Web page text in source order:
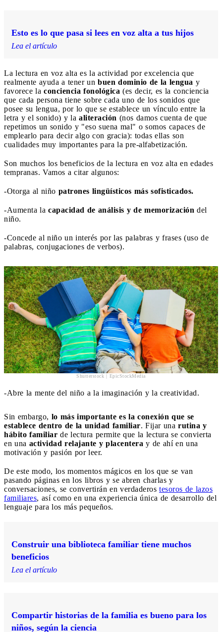
Esto es lo que pasa si lees en voz alta a tus hijos
Lea el artículo
La lectura en voz alta es la actividad por excelencia que
realmente ayuda a tener un buen dominio de la lengua y
favorece la conciencia fonológica (es decir, es la conciencia
que cada persona tiene sobre cada uno de los sonidos que
posee su lengua, por lo que se establece un vínculo entre la
letra y el sonido) y la aliteración (nos damos cuenta de que
repetimos un sonido y "eso suena mal" o somos capaces de
emplearlo para decir algo con gracia): todas ellas son
cualidades muy importantes para la pre-alfabetización.
Son muchos los beneficios de la lectura en voz alta en edades
tempranas. Vamos a citar algunos:
-Otorga al niño patrones lingüísticos más sofisticados.
-Aumenta la capacidad de análisis y de memorización del
niño.
-Concede al niño un interés por las palabras y frases (uso de
palabras, conjugaciones de verbos).
Shutterstock | EpicStockMedia
-Abre la mente del niño a la imaginación y la creatividad.
Sin embargo, lo más importante es la conexión que se
establece dentro de la unidad familiar. Fijar una rutina y
hábito familiar de lectura permite que la lectura se convierta
en una actividad relajante y placentera y de ahí en una
motivación y pasión por leer.
De este modo, los momentos mágicos en los que se van
pasando páginas en los libros y se abren charlas y
conversaciones, se convertirán en verdaderos tesoros de lazos
familiares, así como en una experiencia única de desarrollo del
lenguaje para los más pequeños.
Construir una biblioteca familiar tiene muchos
beneficios
Lea el artículo
Compartir historias de la familia es bueno para los
niños, según la ciencia